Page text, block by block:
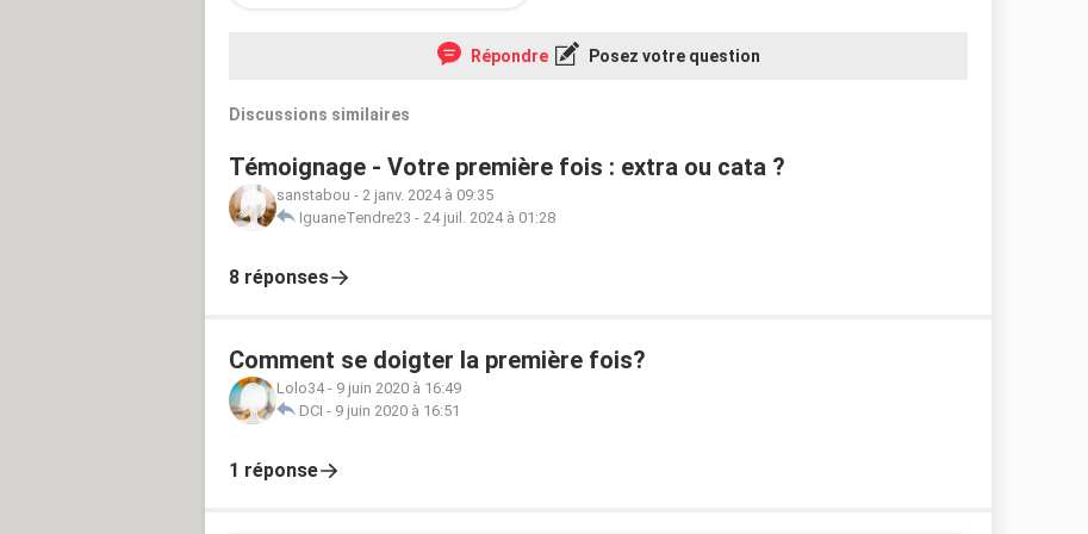
Répondre Posez votre question
Discussions similaires
Témoignage - Votre première fois : extra ou cata ?
sanstabou - 2 janv. 2024 à 09:35
IguaneTendre23 - 24 juil. 2024 à 01:28
8 réponses
Comment se doigter la première fois?
Lolo34- 9 juin 2020 à 16:49
DCI - 9 juin 2020 à 16:51
1 réponse